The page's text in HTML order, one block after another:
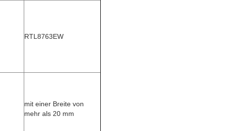
RTL8763EW
mit einer Breite von
mehr als 20 mm